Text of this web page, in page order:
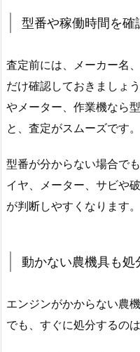
型番や稼働時間を確
査定前には、メーカー名
だけ確認しておきましょ
やメーター、作業機なら
と、査定がスムーズです。
型番が分からない場合で
イヤ、メーター、サビや
が判断しやすくなります。
動かない農機具も処
エンジンがかからない農
でも、すぐに処分するの